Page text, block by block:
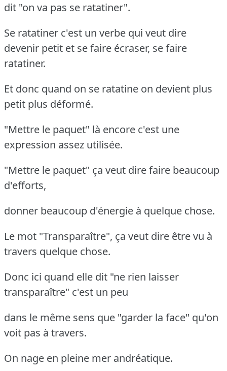
dit "on va pas se ratatiner".
Se ratatiner c'est un verbe qui veut dire
devenir petit et se faire écraser, se faire
ratatiner.
Et donc quand on se ratatine on devient plus
petit plus déformé.
"Mettre le paquet" là encore c'est une
expression assez utilisée.
"Mettre le paquet" ça veut dire faire beaucoup
d'efforts,
donner beaucoup d'énergie à quelque chose.
Le mot "Transparaître", ça veut dire être vu à
travers quelque chose.
Donc ici quand elle dit "ne rien laisser
transparaître" c'est un peu
dans le même sens que "garder la face" qu'on
voit pas à travers.
On nage en pleine mer andréatique.